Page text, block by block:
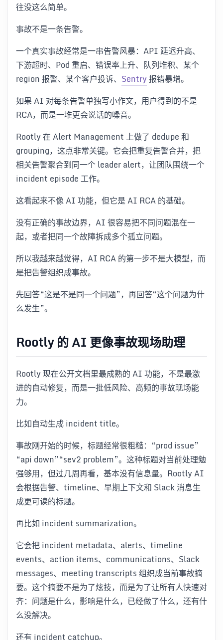
往没这么简单。
事故不是一条告警。
一个真实事故经常是一串告警风暴：API 延迟升高、
下游超时、Pod 重启、错误率上升、队列堆积、某个
region 报警、某个客户投诉、 Sentry报错暴增。
如果 AI 对每条告警单独写小作文，用户得到的不是
RCA，而是一堆更会说话的噪音。
Rootly 在 Alert Management 上做了 dedupe 和
grouping，这点非常关键。它会把重复告警合并，把
相关告警聚合到同一个 leader alert，让团队围绕一个
incident episode 工作。
这看起来不像 AI 功能，但它是 AI RCA 的基础。
没有正确的事故边界，AI 很容易把不同问题混在一
起，或者把同一个故障拆成多个孤立问题。
所以我越来越觉得，AI RCA 的第一步不是大模型，而
是把告警组织成事故。
先回答“这是不是同一个问题”，再回答“这个问题为什
么发生”。
Rootly 的 AI 更像事故现场助理
Rootly 现在公开文档里最成熟的 AI 功能，不是最激
进的自动修复，而是一批低风险、高频的事故现场能
力。
比如自动生成 incident title。
事故刚开始的时候，标题经常很粗糙：“prod issue”
“api down”“sev2 problem”。这种标题对当前处理勉
强够用，但过几周再看，基本没有信息量。Rootly AI
会根据告警、timeline、早期上下文和 Slack 消息生
成更可读的标题。
再比如 incident summarization。
它会把 incident metadata、alerts、timeline
events、action items、communications、Slack
messages、meeting transcripts 组织成当前事故摘
要。这个摘要不是为了炫技，而是为了让所有人快速对
齐：问题是什么，影响是什么，已经做了什么，还有什
么没解决。
还有 incident catchup。